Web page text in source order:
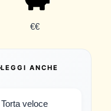
€€
LEGGI ANCHE
Torta veloce